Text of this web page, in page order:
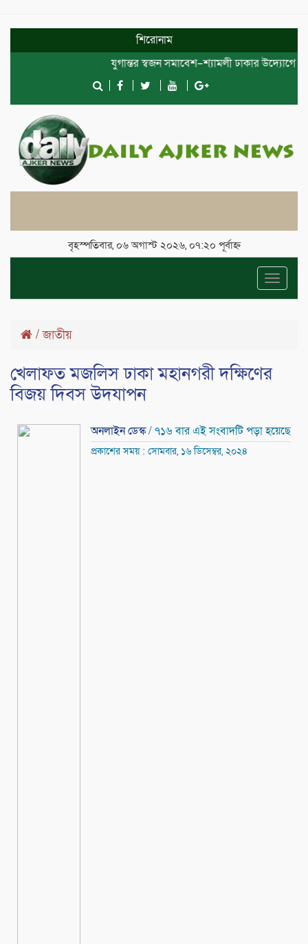
শিরোনাম
যুগান্তর স্বজন সমাবেশ–শ্যামলী ঢাকার উদ্যোগে দোয়া ও
বৃহস্পতিবার, ০৬ অগাস্ট ২০২৬, ০৭:২০ পূর্বাহ্ন
Toggle
/জাতীয়
খেলাফত মজলিস ঢাকা মহানগরী দক্ষিণের
বিজয় দিবস উদযাপন
অনলাইন ডেস্ক/ ৭১৬ বার এই সংবাদটি পড়া হয়েছে
প্রকাশের সময় : সোমবার, ১৬ ডিসেম্বর, ২০২৪